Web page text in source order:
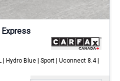
Hydro Blue | Sport | Uconnect 8.4 |